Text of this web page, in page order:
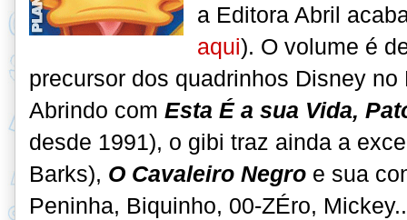
a Editora Abril
aqui). O volume é
precursor dos quadrinhos Disney
Abrindo com Esta É a sua Vida,
desde 1991), o gibi traz ainda a
Barks), O Cavaleiro Negro e sua
Peninha, Biquinho, 00-ZÉro,